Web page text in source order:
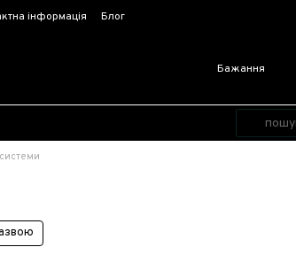
інформація Блог
Бажання